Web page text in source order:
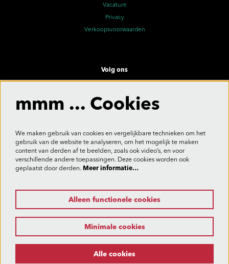
Vacature
Privacy
Verkoopsvoorwaarden
Volg ons
Aanmelden
Deze site wordt beschermd door reCAPTCHA, dataverwerking gebeurt in overeenstemming met de
mmm ... Cookies
We maken gebruik van cookies en vergelijkbare technieken om het
gebruik van de website te analyseren, om het mogelijk te maken
content van derden af te beelden, zoals ook video’s, en voor
verschillende andere toepassingen. Deze cookies worden ook
geplaatst door derden. Meer informatie…
Alleen functionele cookies
Minimale cookies
Alle cookies